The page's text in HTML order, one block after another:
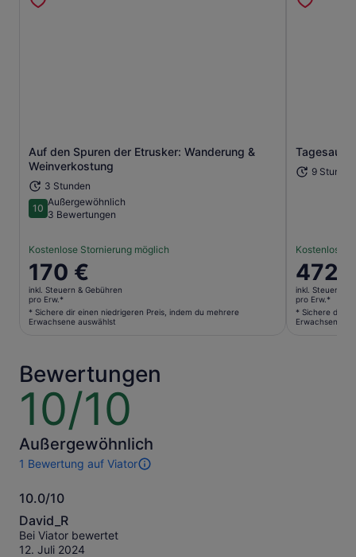
Auf den Spuren der Etrusker: Wanderung &
Weinverkostung
3 Stunden
1010 von 10
Außergewöhnlich
3 Bewertungen
Kostenlose Stornierung möglich
Der
Preis
beträgt
170 €
* Sichere
dir
einen
niedrigeren
Preis,
indem
du
Erwachsene
auswählst
170 €
inkl. Steuern & Gebühren
pro Erw.*
* Sichere dir einen niedrigeren Preis, indem du mehrere
Erwachsene auswählst
Wird in einem neuen Tab geöffnet
9 Stunden
Kostenlose
Der
Preis
beträgt
472 €
472
inkl. Steuern &
pro Erw.*
* Sichere dir
Erwachsene
Bewertungen
10/10
10
10
Außergewöhnlich
1 Bewertung auf Viator
1
dieser
Aktivität.
Weitere
Informationen
10.0/10
10.0
von
10
David_R
Bei Viator bewertet
12. Juli 2024